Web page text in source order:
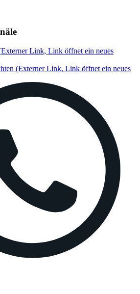
Link, Link öffnet ein neues
(Externer Link, Link öffnet ein neues